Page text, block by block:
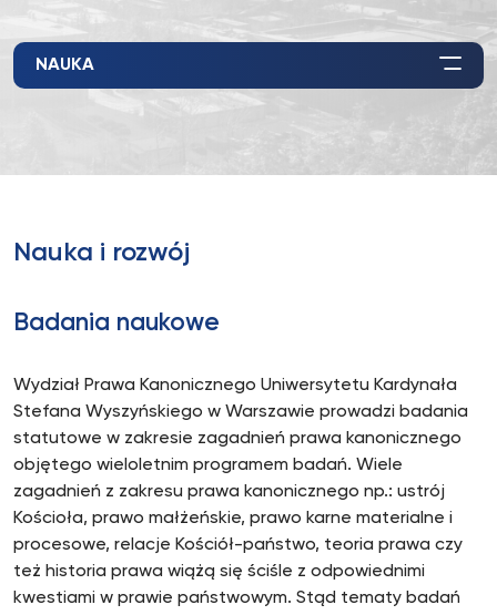
NAUKA
Nauka i rozwój
Badania naukowe
Wydział Prawa Kanonicznego Uniwersytetu Kardynała
Stefana Wyszyńskiego w Warszawie prowadzi badania
statutowe w zakresie zagadnień prawa kanonicznego
objętego wieloletnim programem badań. Wiele
zagadnień z zakresu prawa kanonicznego np.: ustrój
Kościoła, prawo małżeńskie, prawo karne materialne i
procesowe, relacje Kościół-państwo, teoria prawa czy
też historia prawa wiążą się ściśle z odpowiednimi
kwestiami w prawie państwowym. Stąd tematy badań